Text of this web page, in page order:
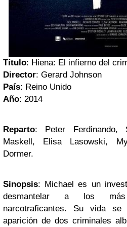
Título: Hiena: El infierno del
Director: Gerard Johnson
País: Reino Unido
Año: 2014
Reparto: Peter Ferdinando,
Maskell, Elisa Lasowski,
Dormer.
Sinopsis: Michael es un
desmantelar a los más
narcotraficantes. Su vida
aparición de dos criminales